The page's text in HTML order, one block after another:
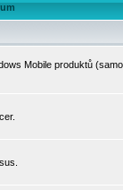
Mobile produktů